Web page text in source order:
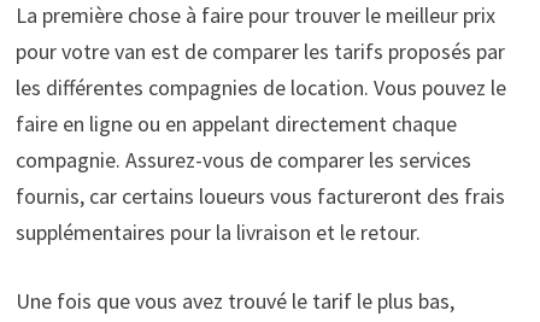
La première chose à faire pour trouver le meilleur prix
pour votre van est de comparer les tarifs proposés par
les différentes compagnies de location. Vous pouvez le
faire en ligne ou en appelant directement chaque
compagnie. Assurez-vous de comparer les services
fournis, car certains loueurs vous factureront des frais
supplémentaires pour la livraison et le retour.
Une fois que vous avez trouvé le tarif le plus bas,